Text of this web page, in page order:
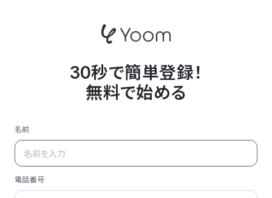
30秒で簡単登録！
無料で始める
名前
電話番号